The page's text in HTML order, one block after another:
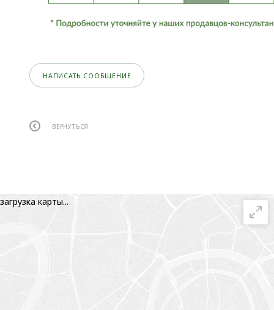
НАПИСАТЬ СООБЩЕНИЕ
ВЕРНУТЬСЯ
загрузка карты...